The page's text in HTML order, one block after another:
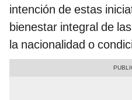
intención de estas
bienestar integral de
la nacionalidad o